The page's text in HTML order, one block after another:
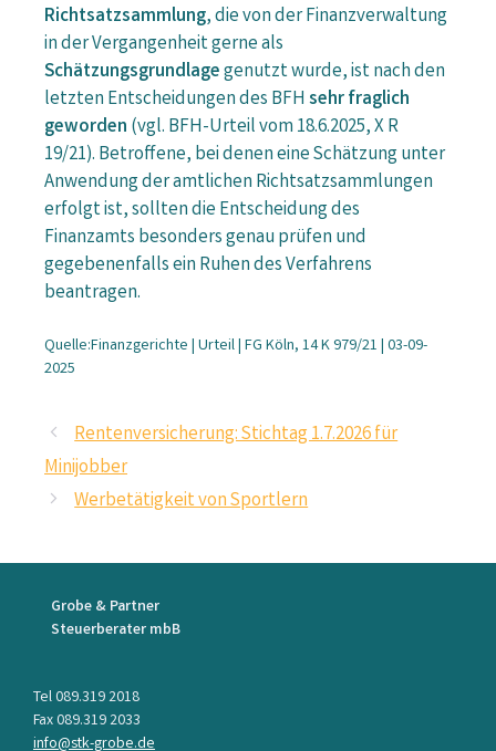
Richtsatzsammlung, die von der Finanzverwaltung
in der Vergangenheit gerne als
Schätzungsgrundlagegenutzt wurde, ist nach den
letzten Entscheidungen des BFH sehr fraglich
geworden (vgl. BFH-Urteil vom 18.6.2025, X R
19/21). Betroffene, bei denen eine Schätzung unter
Anwendung der amtlichen Richtsatzsammlungen
erfolgt ist, sollten die Entscheidung des
Finanzamts besonders genau prüfen und
gegebenenfalls ein Ruhen des Verfahrens
beantragen.
Quelle:Finanzgerichte | Urteil | FG Köln, 14 K 979/21 | 03-09-
2025
Rentenversicherung: Stichtag 1.7.2026 für
Minijobber
Werbetätigkeit von Sportlern
Grobe & Partner
Steuerberater mbB
Tel 089.319 2018
Fax 089.319 2033
info@stk-grobe.de